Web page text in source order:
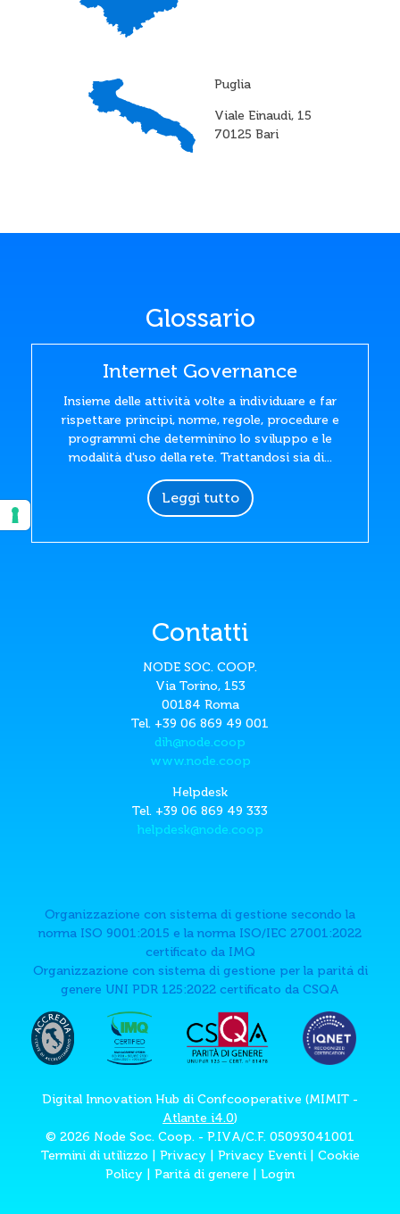
Puglia
Viale Einaudi, 15
70125 Bari
Glossario
Internet Governance
Insieme delle attività volte a individuare e far
rispettare principi, norme, regole, procedure e
programmi che determinino lo sviluppo e le
modalità d'uso della rete. Trattandosi sia di...
Leggi tutto
Contatti
NODE SOC. COOP.
Via Torino, 153
00184 Roma
Tel. +39 06 869 49 001
dih@node.coop
www.node.coop
Helpdesk
Tel. +39 06 869 49 333
helpdesk@node.coop
Organizzazione con sistema di gestione secondo la
norma ISO 9001:2015 e la norma ISO/IEC 27001:2022
certificato da IMQ
Organizzazione con sistema di gestione per la paritá di
genere UNI PDR 125:2022 certificato da CSQA
Digital Innovation Hub di Confcooperative (MIMIT -
Atlante i4.0)
© 2026 Node Soc. Coop. - P.IVA/C.F. 05093041001
Termini di utilizzo
Privacy Privacy Eventi| Cookie
Policy
Paritá di genere Login